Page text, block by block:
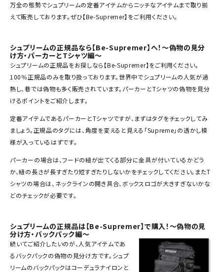
スニーカー・ブーツ
パンツ・ショーツ
アクセサリー
COLLABORATION BRAND
SEASON
CONTENTS
ACCOUNT MENU
ようこそ ゲスト 様
meeting_room ログイン person 会員登録
Follow us
万全の態勢でシュプリームの定番アイテムからニッチなアイテムまで取り揃
えて販売しております。ぜひ【Be-Supremer】をご利用ください。
シュプリームの正規品なら【Be-Supremer】へ！～偽物の見分
け方・パーカーとTシャツ編～
シュプリームの正規品をお探しなら【Be-Supremer】をご利用ください。
100％正規品のみを取り扱っております。世界中でシュプリームの人気が過
熱し、巷では偽物も多く販売されています。 パーカー とTシャツの偽物を見分
けるポイントをご紹介します。
定番アイテムであるパーカーとTシャツですが、まずはタグをチェックしてみ
ましょう。正規品のタグには、角度を変えると見える「Supreme」の透かし模
様が入っているはずです。
パーカーの場合は、フードの紐が出てくる部分に金具が付いているかどう
か、紐の長さが長すぎたり短すぎたりしないかをチェックしてください。またT
シャツの場合は、ネックラインの開き具合、ボックスロゴが大きすぎないかな
どのチェックが必要です。
シュプリームの正規品は【Be-Supremer】で購入！～偽物の見
分け方・バックパック編～
続いてご紹介したいのが、人気アイテムであ
る バックパックの偽物の見分け方です。シュプ
リームのバックパックはコーデュラナイロンと